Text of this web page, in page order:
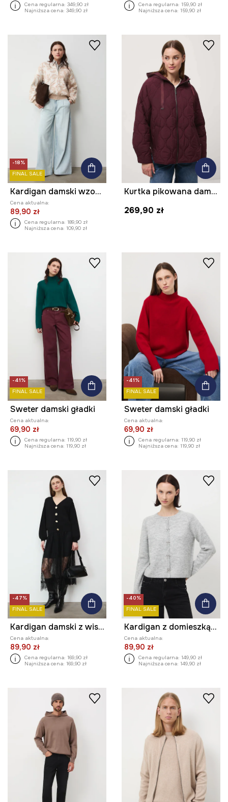
Cena regularna: 349,90 zł
Najniższa cena: 349,90 zł
Cena regularna: 159,90 zł
Najniższa cena: 159,90 zł
-18%
FINAL SALE
Kardigan damski wzorzysty
Cena aktualna:
89,90 zł
Cena regularna: 189,90 zł
Najniższa cena: 109,90 zł
Kurtka pikowana damska
269,90 zł
-41%
FINAL SALE
Sweter damski gładki
Cena aktualna:
69,90 zł
Cena regularna: 119,90 zł
Najniższa cena: 119,90 zł
-41%
FINAL SALE
Sweter damski gładki
Cena aktualna:
69,90 zł
Cena regularna: 119,90 zł
Najniższa cena: 119,90 zł
-47%
FINAL SALE
Kardigan damski z wiskozą
Cena aktualna:
89,90 zł
Cena regularna: 169,90 zł
Najniższa cena: 169,90 zł
-40%
FINAL SALE
Kardigan z domieszką wełny damski melanżowy
Cena aktualna:
89,90 zł
Cena regularna: 149,90 zł
Najniższa cena: 149,90 zł